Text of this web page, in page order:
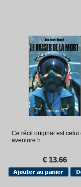
Ce récit original est celui
aventure h...
€ 13.66